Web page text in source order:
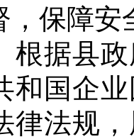
，保障
据县政
和国企
律法规